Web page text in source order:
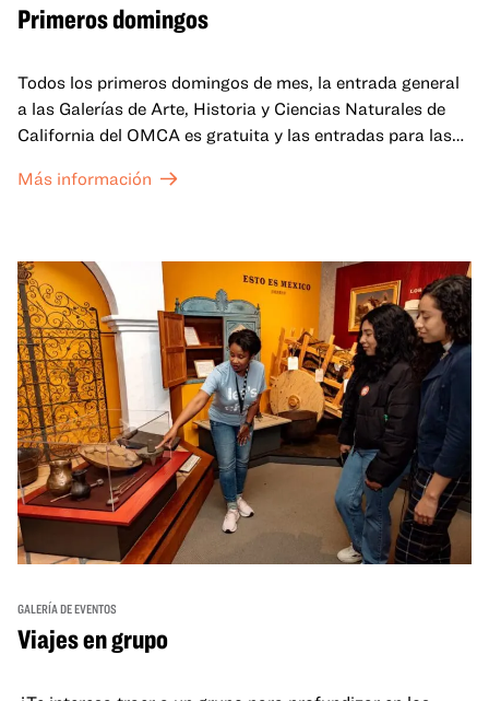
Primeros domingos
Todos los primeros domingos de mes, la entrada general
a las Galerías de Arte, Historia y Ciencias Naturales de
California del OMCA es gratuita y las entradas para las
a un precio reducido de 6 $.
Más información
GALERÍA DE EVENTOS
Viajes en grupo